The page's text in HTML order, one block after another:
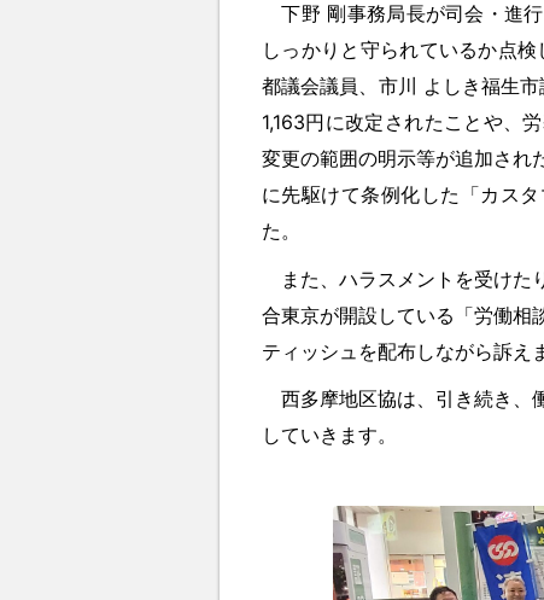
下野 剛事務局長が司会・進
しっかりと守られているか点
都議会議員、市川 よしき福生
1,163円に改定されたことや、
変更の範囲の明示等が追加され
に先駆けて条例化した「カス
た。
また、ハラスメントを受けた
合東京が開設している「労働相
ティッシュを配布しながら訴え
西多摩地区協は、引き続き、
していきます。